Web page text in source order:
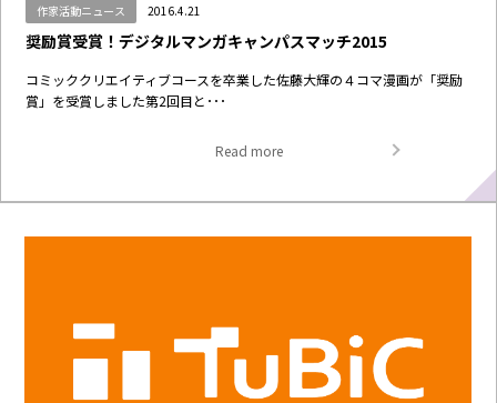
作家活動ニュース 2016.4.21
奨励賞受賞！デジタルマンガキャンパスマッチ2015
コミッククリエイティブコースを卒業した佐藤大輝の４コマ漫画が「奨励
賞」を受賞しました第2回目と･･･
Read more